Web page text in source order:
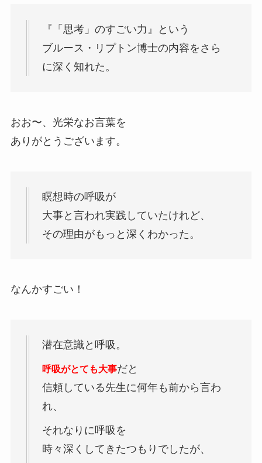
『「思考」のすごい力』という
ブルース・リプトン博士の内容をさら
に深く知れた。
おお〜、光栄なお言葉を
ありがとうございます。
瞑想時の呼吸が
大事と言われ実践していたけれど、
その理由がもっと深くわかった。
なんかすごい！
潜在意識と呼吸。
呼吸がとても大事だと
信頼している先生に何年も前から言わ
れ、
それなりに呼吸を
時々深くしてきたつもりでしたが、